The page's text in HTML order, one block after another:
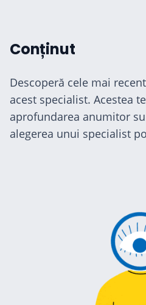
Conținut
Descoperă cele mai
acest specialist. Acestea
aprofundarea anumitor
alegerea unui specialist